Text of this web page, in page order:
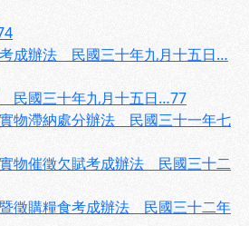
考成辦法 民國三十年九月十五日…
民國三十年九月十五日…77
實物滯納處分辦法 民國三十一年七
實物催徵欠賦考成辦法 民國三十二
暨徵購糧食考成辦法 民國三十二年